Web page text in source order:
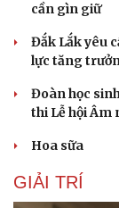
cần gìn giữ
Đắk Lắk yêu
lực tăng
Đoàn học
thi Lễ hội Âm
Hoa sữa
GIẢI TRÍ